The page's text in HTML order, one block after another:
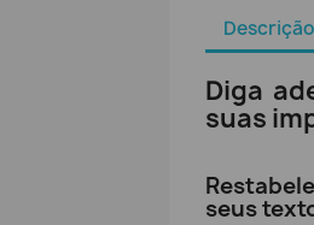
Descrição
Diga
suas
seus